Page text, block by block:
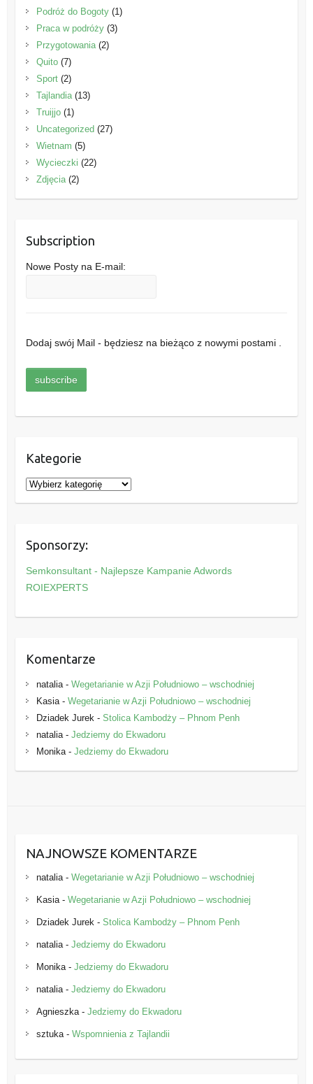
Podróż do Bogoty(1)
Praca w podróży(3)
Przygotowania(2)
Quito(7)
Sport(2)
Tajlandia(13)
Truijjo(1)
Uncategorized(27)
Wietnam (5)
Wycieczki (22)
Zdjęcia(2)
Subscription
Nowe Posty na E-mail:
Dodaj swój Mail - będziesz na bieżąco z nowymi postami .
Kategorie
K
a
g
o
r
e
Sponsorzy:
Semkonsultant - Najlepsze Kampanie Adwords
ROIEXPERTS
Komentarze
natalia- Wegetarianie w Azji Południowo – wschodniej
Kasia- Wegetarianie w Azji Południowo – wschodniej
Dziadek Jurek - Stolica Kambodży – Phnom Penh
natalia- Jedziemy do Ekwadoru
Monika- Jedziemy do Ekwadoru
NAJNOWSZE KOMENTARZE
natalia- Wegetarianie w Azji Południowo – wschodniej
Kasia- Wegetarianie w Azji Południowo – wschodniej
Dziadek Jurek - Stolica Kambodży – Phnom Penh
natalia- Jedziemy do Ekwadoru
Monika- Jedziemy do Ekwadoru
natalia- Jedziemy do Ekwadoru
Agnieszka- Jedziemy do Ekwadoru
sztuka- Wspomnienia z Tajlandii